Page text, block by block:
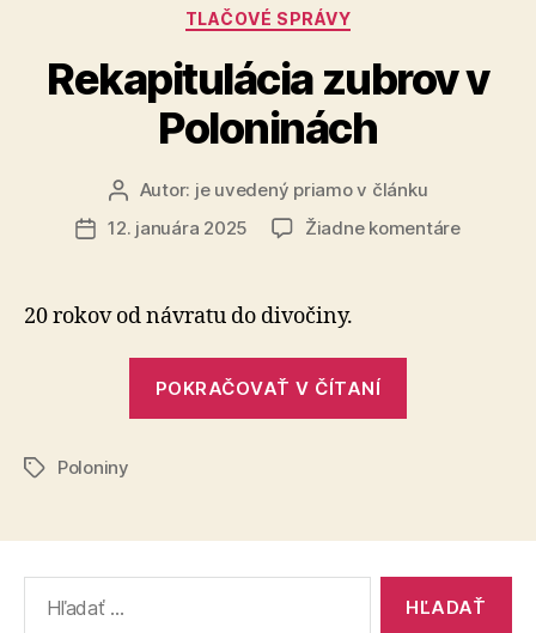
Kategórie
TLAČOVÉ SPRÁVY
Rekapitulácia zubrov v
Poloninách
Autor
článku
Autor: je uvedený priamo v článku
Dátum
12. januára 2025 Žiadne komentárena
20 rokov od návratu do divočiny.
POKRAČOVAŤ V ČÍTANÍ
ZnačkyPoloniny